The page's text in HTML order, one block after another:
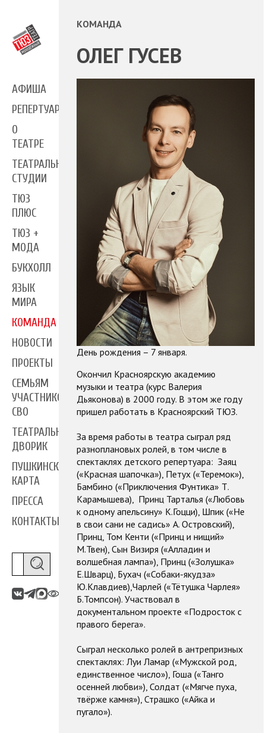
АФИША
РЕПЕРТУАР
О
ТЕАТРЕ
ТЕАТРАЛЬНЫЕ
СТУДИИ
ТЮЗ
ПЛЮС
ТЮЗ +
МОДА
БУКХОЛЛ
ЯЗЫК
МИРА
КОМАНДА
НОВОСТИ
ПРОЕКТЫ
СЕМЬЯМ
УЧАСТНИКОВ
СВО
ТЕАТРАЛЬНЫЙ
ДВОРИК
ПУШКИНСКАЯ
КАРТА
ПРЕССА
КОНТАКТЫ
КОМАНДА
ОЛЕГ ГУСЕВ
День рождения – 7 января.
Окончил Красноярскую академию
музыки и театра (курс Валерия
Дьяконова) в 2000 году. В этом же году
пришел работать в Красноярский ТЮЗ.
За время работы в театра сыграл ряд
разноплановых ролей, в том числе в
спектаклях детского репертуара: Заяц
(«Красная шапочка»), Петух («Теремок»),
Бамбино («Приключения Фунтика» Т.
Карамышева), Принц Тарталья («Любовь
к одному апельсину» К.Гоцци), Шпик («Не
в свои сани не садись» А. Островский),
Принц, Том Кенти («Принц и нищий»
М.Твен), Сын Визиря («Алладин и
волшебная лампа»), Принц («Золушка»
Е.Шварц), Бухач («Собаки-якудза»
Ю.Клавдиев),Чарлей («Тётушка Чарлея»
Б.Томпсон). Участвовал в
документальном проекте «Подросток с
правого берега».
Сыграл несколько ролей в антрепризных
спектаклях: Луи Ламар («Мужской род,
единственное число»), Гоша («Танго
осенней любви»), Солдат («Мягче пуха,
твёрже камня»), Страшко («Айка и
пугало»).